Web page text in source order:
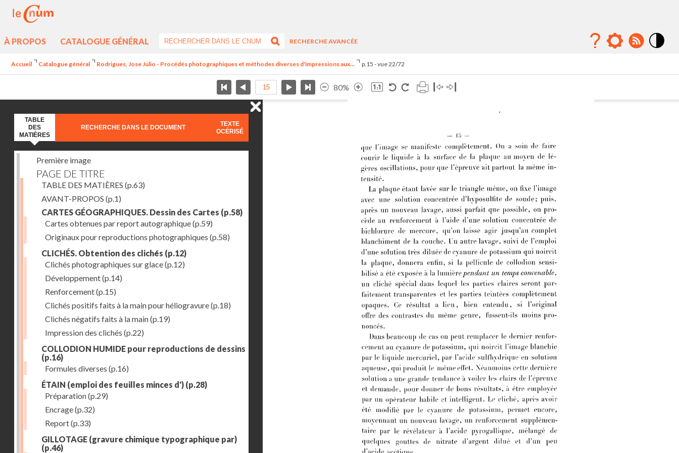
À PROPOS CATALOGUE GÉNÉRAL
RECHERCHE AVANCÉE
Accueil Catalogue général Rodrigues, Jose Julio - Procédés photographiques et méthodes diverses d'impressions aux... p.15 - vue 22/72
80%
TABLE
DES
MATIÈRES
RECHERCHE DANS LE DOCUMENT
TEXTE
OCÉRISÉ
Première image
PAGE DE TITRE
TABLE DES MATIÈRES (p.63)
AVANT-PROPOS (p.1)
CARTES GÉOGRAPHIQUES. Dessin des Cartes (p.58)
Cartes obtenues par report autographique(p.59)
Originaux pour reproductions photographiques (p.58)
CLICHÉS. Obtention des clichés (p.12)
Clichés photographiques sur glace(p.12)
Développement(p.14)
Renforcement(p.15)
Clichés positifs faits à la main pour héliogravure(p.18)
Clichés négatifs faits à la main(p.19)
Impression des clichés (p.22)
COLLODION HUMIDE pour reproductions de dessins
(p.16)
Formules diverses (p.16)
ÉTAIN (emploi des feuilles minces d') (p.28)
Préparation(p.29)
Encrage(p.32)
Report(p.33)
GILLOTAGE (gravure chimique typographique par)
(p.46)